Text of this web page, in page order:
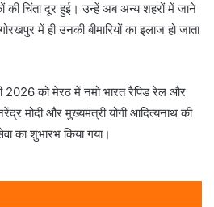
की चिंता दूर हुई। उन्हें अब अन्य शहरों में जाने
में ही उनकी बीमारियों का इलाज हो जाता
को मेरठ में नमो भारत रैपिड रेल और
मोदी और मुख्यमंत्री योगी आदित्यनाथ की
का शुभारंभ किया गया।